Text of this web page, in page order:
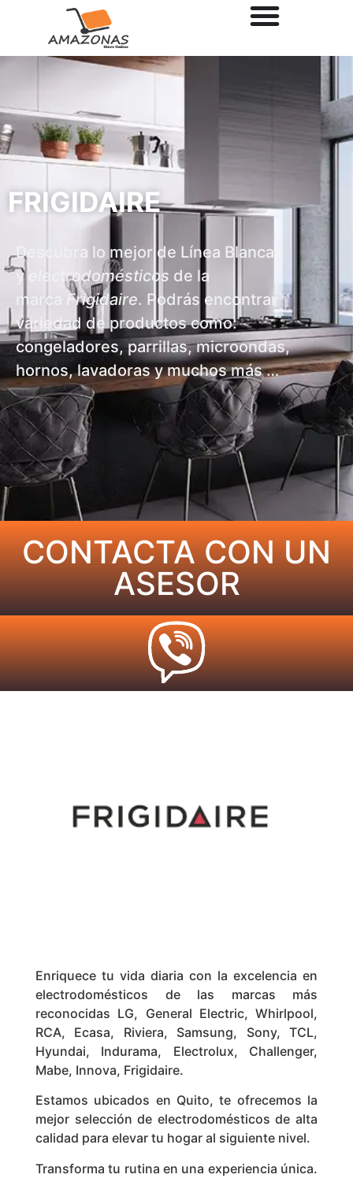
FRIGIDAIRE
Descubra lo mejor de Línea Blanca
y
electrodomésticos de la
marca Frigidaire. Podrás encontrar
variedad de productos como:
congeladores, parrillas, microondas,
hornos, lavadoras y muchos más …
CONTACTA CON UN
ASESOR
Enriquece tu vida diaria con la excelencia en
electrodomésticos de las marcas más
reconocidas LG, General Electric, Whirlpool,
RCA, Ecasa, Riviera, Samsung, Sony, TCL,
Hyundai, Indurama, Electrolux, Challenger,
Mabe, Innova, Frigidaire.
Estamos ubicados en Quito, te ofrecemos la
mejor selección de electrodomésticos de alta
calidad para elevar tu hogar al siguiente nivel.
Transforma tu rutina en una experiencia única.